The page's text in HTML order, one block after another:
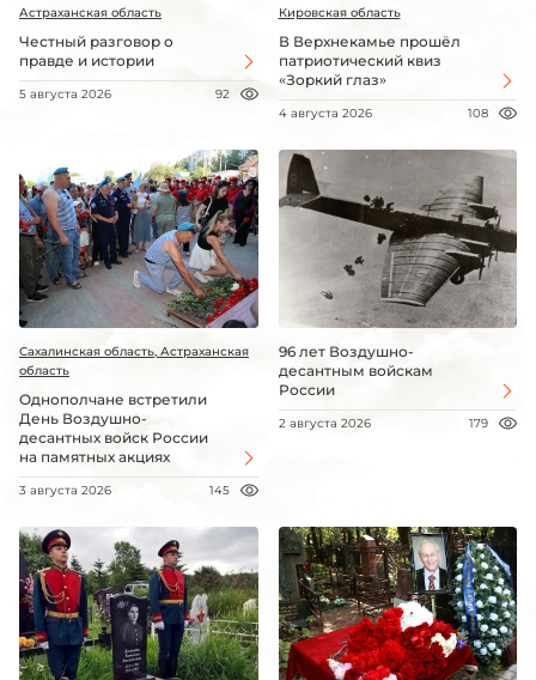
Астраханская область
Честный разговор о
правде и истории
5 августа 2026 92
Кировская область
В Верхнекамье прошёл
патриотический квиз
«Зоркий глаз»
4 августа 2026 108
Сахалинская область, Астраханская
область
Однополчане встретили
День Воздушно-
десантных войск России
на памятных акциях
3 августа 2026 145
96 лет Воздушно-
десантным войскам
России
2 августа 2026 179